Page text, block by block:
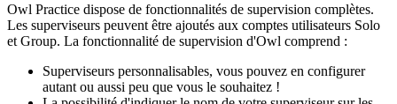
Owl Practice dispose de fonctionnalités de supervision complètes.
Les superviseurs peuvent être ajoutés aux comptes utilisateurs Solo
et Group. La fonctionnalité de supervision d'Owl comprend :
Superviseurs personnalisables, vous pouvez en configurer
autant ou aussi peu que vous le souhaitez !